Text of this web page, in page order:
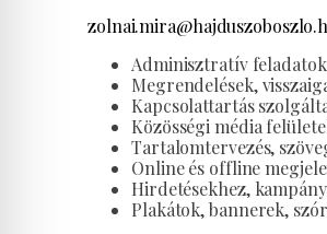
Adminisztratív feladatok
Megrendelések,
Kapcsolattartás
Közösségi média
Tartalomtervezés,
Online és offline
Hirdetésekhez,
Plakátok, bannerek,